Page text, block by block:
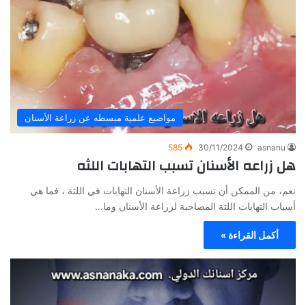
مواضيع علمية مبسطه عن زراعة الأسنان
asnanu
30/11/2024
585
هل زراعه الأسنان تسبب التهابات اللثه
نعم، من الممكن أن تسبب زراعة الأسنان التهابات في اللثة ، فما هي
أسباب التهابات اللثة المصاحبة لزراعة الأسنان وما…
أكمل القراءة »